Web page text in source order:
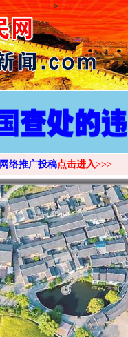
>
网络推广投稿点击进入>>>